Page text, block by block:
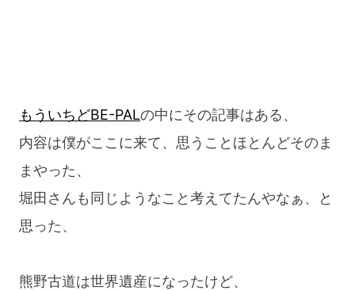
もういちどBE-PALの中にその記事はある、
内容は僕がここに来て、思うことほとんどそのま
まやった、
堀田さんも同じようなこと考えてたんやなぁ、と
思った、
熊野古道は世界遺産になったけど、